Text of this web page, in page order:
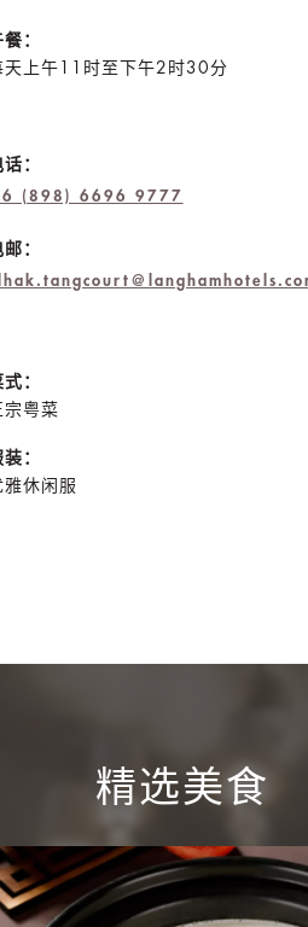
：
天上午11时至下午2时30分
话：
(898) 6696 9777
邮：
：
宗粤菜
装：
雅休闲服
精选美食